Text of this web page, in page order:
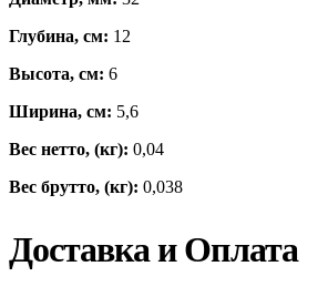
Глубина, см: 12
Высота, см: 6
Ширина, см: 5,6
Вес нетто, (кг): 0,04
Вес брутто, (кг): 0,038
Доставка и Оплата